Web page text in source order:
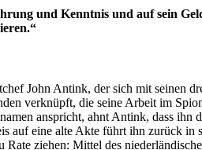
und Kenntnis und auf sein
John Antink, der sich mit seinen
verknüpft, die seine Arbeit im
anspricht, ahnt Antink, dass ihn
auf eine alte Akte führt ihn zurück in
ziehen: Mittel des